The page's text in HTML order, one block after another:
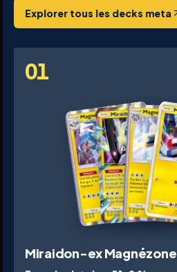
Explorer tous les decks meta
01
Miraidon-ex Magnézone